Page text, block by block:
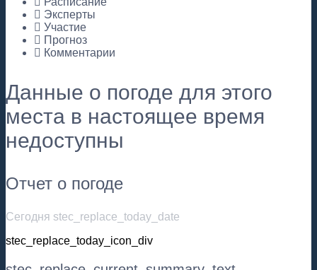
Эксперты
Участие
Прогноз
Комментарии
Данные о погоде для этого
места в настоящее время
недоступны
Отчет о погоде
Сегодня stec_replace_today_date
stec_replace_today_icon_div